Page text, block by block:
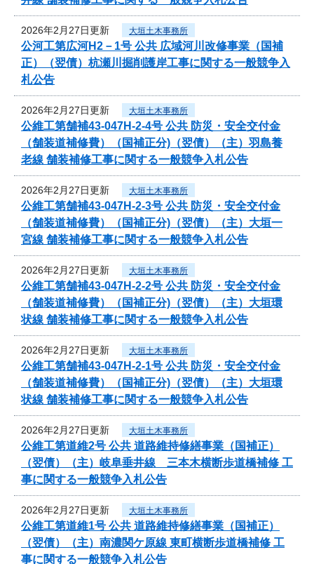
2026年2月27日更新 大垣土木事務所
公河工第広河H2－1号 公共 広域河川改修事業（国補
正）（翌債）杭瀬川掘削護岸工事に関する一般競争入
札公告
2026年2月27日更新 大垣土木事務所
公維工第舗補43-047H-2-4号 公共 防災・安全交付金
（舗装道補修費）（国補正分)（翌債）（主）羽島養
老線 舗装補修工事に関する一般競争入札公告
2026年2月27日更新 大垣土木事務所
公維工第舗補43-047H-2-3号 公共 防災・安全交付金
（舗装道補修費）（国補正分)（翌債）（主）大垣一
宮線 舗装補修工事に関する一般競争入札公告
2026年2月27日更新 大垣土木事務所
公維工第舗補43-047H-2-2号 公共 防災・安全交付金
（舗装道補修費）（国補正分)（翌債）（主）大垣環
状線 舗装補修工事に関する一般競争入札公告
2026年2月27日更新 大垣土木事務所
公維工第舗補43-047H-2-1号 公共 防災・安全交付金
（舗装道補修費）（国補正分)（翌債）（主）大垣環
状線 舗装補修工事に関する一般競争入札公告
2026年2月27日更新 大垣土木事務所
公維工第道維2号 公共 道路維持修繕事業（国補正）
（翌債）（主）岐阜垂井線 三本木横断歩道橋補修 工
事に関する一般競争入札公告
2026年2月27日更新 大垣土木事務所
公維工第道維1号 公共 道路維持修繕事業（国補正）
（翌債）（主）南濃関ケ原線 東町横断歩道橋補修 工
事に関する一般競争入札公告